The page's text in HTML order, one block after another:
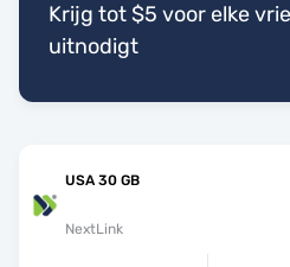
Krijg tot $5 voor elke
uitnodigt
USA 30 GB
NextLink